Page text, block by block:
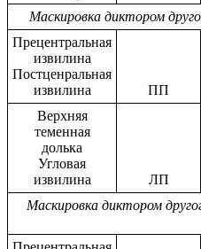
Маскировка диктором
Прецентральная
извилина
Постценральная
извилина
ПП
Верхняя
теменная
долька
Угловая
извилина
ЛП
Маскировка диктором